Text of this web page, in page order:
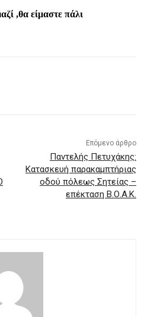
,θα είμαστε πάλι
Επόμενο άρθρο
Παντελής Πετυχάκης:
Κατασκευή παρακαμπτήριας
οδού πόλεως Σητείας –
επέκταση Β.Ο.Α.Κ.